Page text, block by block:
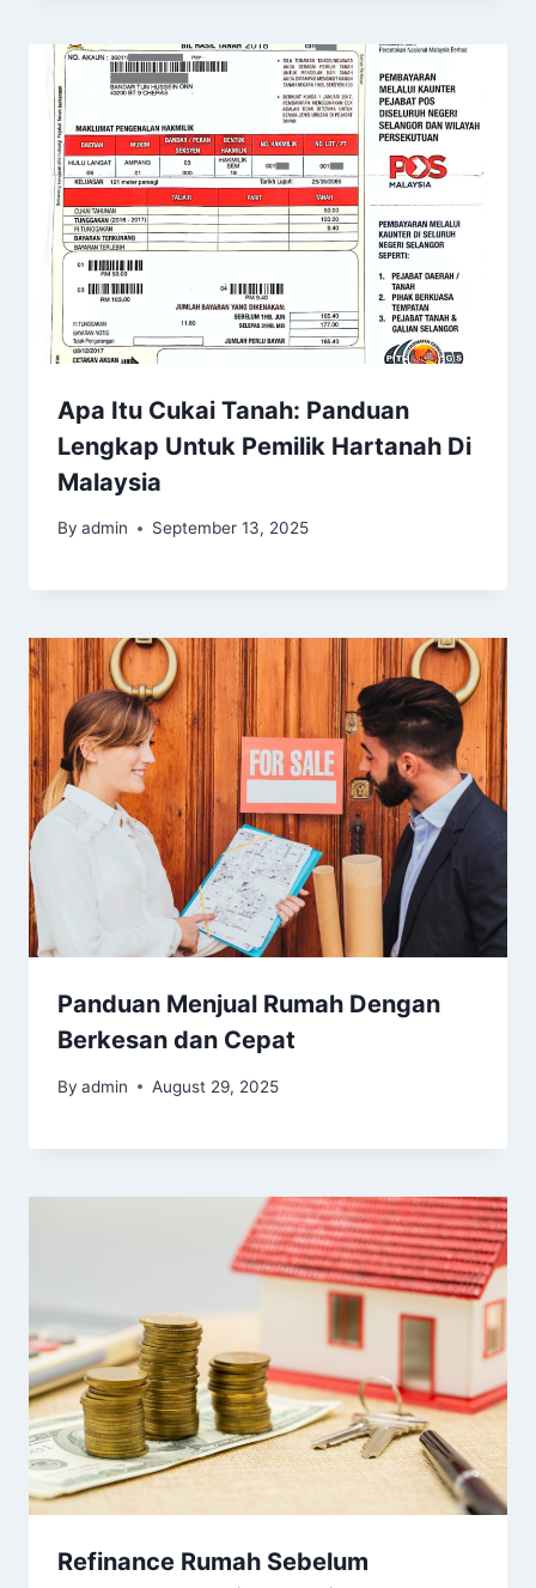
Apa Itu Cukai Tanah: Panduan
Lengkap Untuk Pemilik Hartanah Di
Malaysia
By admin September 13, 2025
Panduan Menjual Rumah Dengan
Berkesan dan Cepat
By admin August 29, 2025
Refinance Rumah Sebelum